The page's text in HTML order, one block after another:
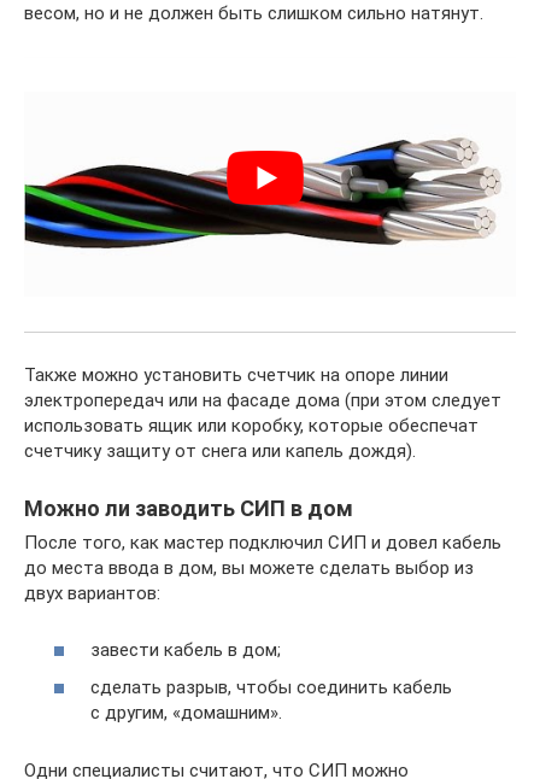
весом, но и не должен быть слишком сильно натянут.
Также можно установить счетчик на опоре линии
электропередач или на фасаде дома (при этом следует
использовать ящик или коробку, которые обеспечат
счетчику защиту от снега или капель дождя).
Можно ли заводить СИП в дом
После того, как мастер подключил СИП и довел кабель
до места ввода в дом, вы можете сделать выбор из
двух вариантов:
завести кабель в дом;
сделать разрыв, чтобы соединить кабель
с другим, «домашним».
Одни специалисты считают, что СИП можно